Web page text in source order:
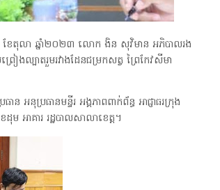
ខែតុលា ឆ្នាំ២០២៣ លោក ងិន សុវិមាន អភិបាលរង
ៀងល្បាតរួមរវាងដែនជម្រកសត្វ ព្រៃកែវសីមា
ប្រធានមន្ទីរ អង្គភាពពាក់ព័ន្ធ អាជ្ញាធរក្រុង
ម អាគារ រដ្ឋបាលសាលាខេត្ត។